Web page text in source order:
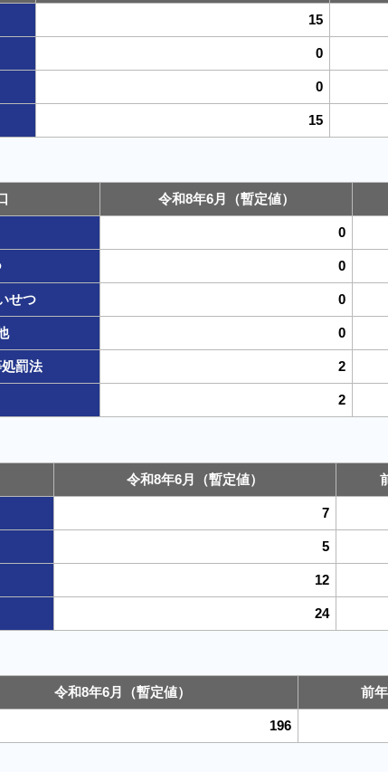
15
0
0
15
令和8年6月（暫定値）
0
0
せつ 0
0
罰法 2
2
令和8年6月（暫定値）
7
5
12
24
令和8年6月（暫定値） 前
196